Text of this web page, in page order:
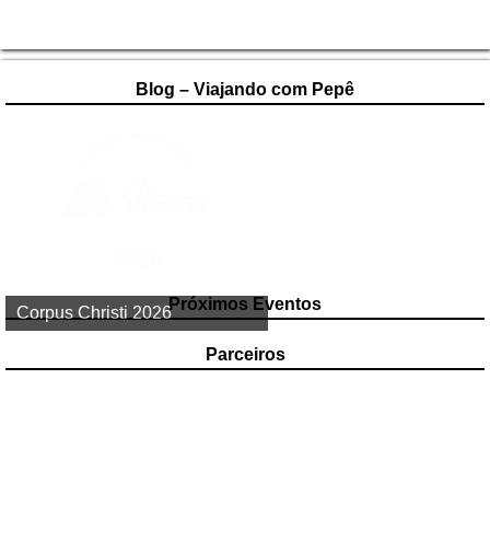
Blog – Viajando com Pepê
Próximos Eventos
1º de Maio 2026
Corpus Christi 2026
Parceiros